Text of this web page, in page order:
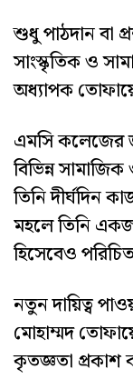
শুধু পাঠদান বা
সাংস্কৃতিক ও
অধ্যাপক
এমসি কলেজের
বিভিন্ন
তিনি দীর্ঘদিন
মহলে তিনি
হিসেবেও
নতুন দায়িত্ব
মোহাম্মদ
কৃতজ্ঞতা প্রকাশ